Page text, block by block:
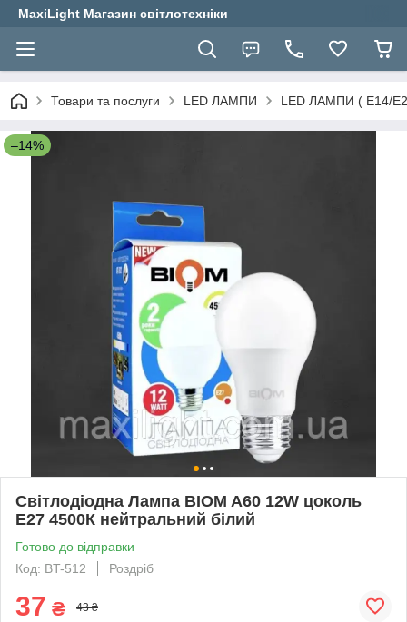
MaxiLight Магазин світлотехніки
Товари та послуги LED ЛАМПИ LED ЛАМПИ ( E14/
–14%
Світлодіодна Лампа BIOM A60 12W цоколь
E27 4500К нейтральний білий
Готово до відправки
Код: BT-512
Роздріб
37 ₴ 43 ₴